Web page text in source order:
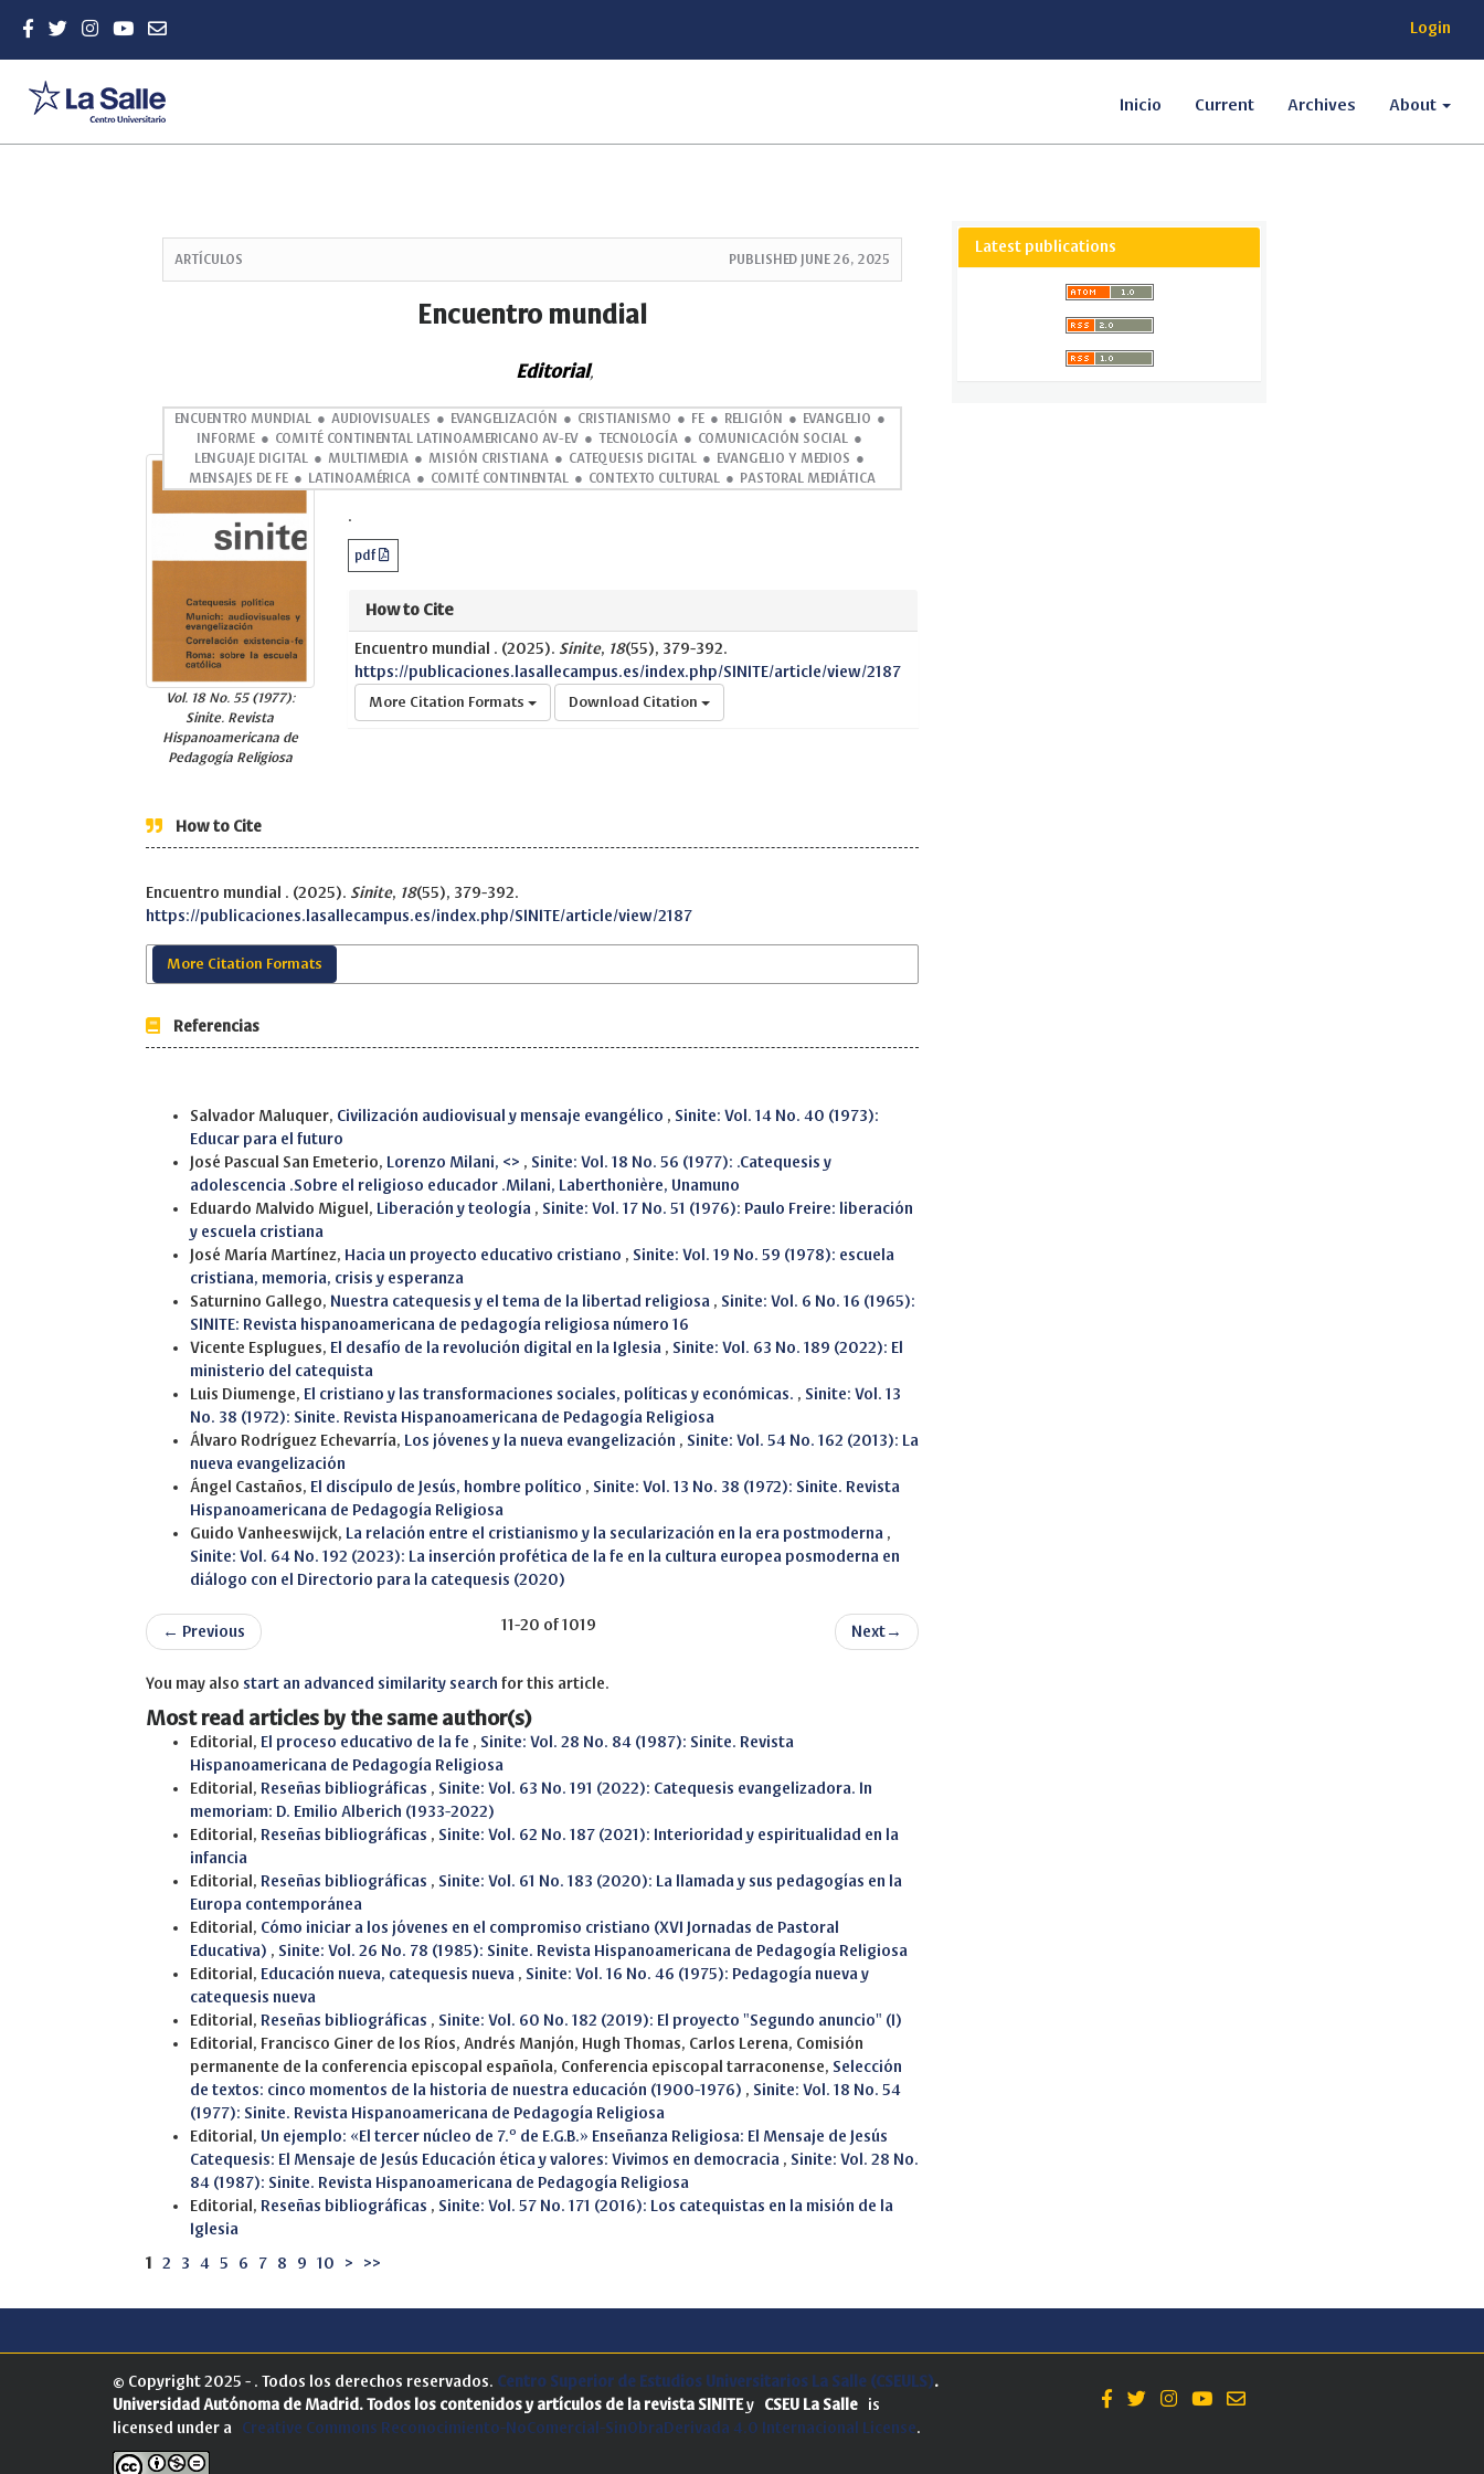
Login
Inicio Current Archives About
ARTÍCULOS PUBLISHED JUNE 26, 2025
Encuentro mundial
Editorial,
ENCUENTRO MUNDIAL AUDIOVISUALES EVANGELIZACIÓN CRISTIANISMO FE RELIGIÓN
EVANGELIO
INFORME
COMITÉ CONTINENTAL LATINOAMERICANO AV-EV TECNOLOGÍA
COMUNICACIÓN SOCIAL
LENGUAJE DIGITAL
MULTIMEDIA MISIÓN CRISTIANA CATEQUESIS DIGITAL
EVANGELIO Y MEDIOS
MENSAJES DE FE
LATINOAMÉRICA COMITÉ CONTINENTAL CONTEXTO CULTURAL PASTORAL MEDIÁTICA
Vol. 18 No. 55 (1977):
Sinite. Revista
Hispanoamericana de
Pedagogía Religiosa
Abstract
.
pdf
How to Cite
Encuentro mundial . (2025). Sinite, 18(55), 379-392.
https://publicaciones.lasallecampus.es/index.php/SINITE/article/view/2187
More Citation Formats Download Citation
How to Cite
Encuentro mundial . (2025). Sinite, 18(55), 379-392.
https://publicaciones.lasallecampus.es/index.php/SINITE/article/view/2187
More Citation Formats
Referencias
Salvador Maluquer, Civilización audiovisual y mensaje evangélico , Sinite: Vol. 14 No. 40 (1973):
Educar para el futuro
José Pascual San Emeterio, Lorenzo Milani, <> , Sinite: Vol. 18 No. 56 (1977): .Catequesis y
adolescencia .Sobre el religioso educador .Milani, Laberthonière, Unamuno
Eduardo Malvido Miguel, Liberación y teología , Sinite: Vol. 17 No. 51 (1976): Paulo Freire: liberación
y escuela cristiana
José María Martínez, Hacia un proyecto educativo cristiano , Sinite: Vol. 19 No. 59 (1978): escuela
cristiana, memoria, crisis y esperanza
Saturnino Gallego, Nuestra catequesis y el tema de la libertad religiosa , Sinite: Vol. 6 No. 16 (1965):
SINITE: Revista hispanoamericana de pedagogía religiosa número 16
Vicente Esplugues, El desafío de la revolución digital en la Iglesia , Sinite: Vol. 63 No. 189 (2022): El
ministerio del catequista
Luis Diumenge, El cristiano y las transformaciones sociales, políticas y económicas. , Sinite: Vol. 13
No. 38 (1972): Sinite. Revista Hispanoamericana de Pedagogía Religiosa
Álvaro Rodríguez Echevarría, Los jóvenes y la nueva evangelización , Sinite: Vol. 54 No. 162 (2013): La
nueva evangelización
Ángel Castaños, El discípulo de Jesús, hombre político , Sinite: Vol. 13 No. 38 (1972): Sinite. Revista
Hispanoamericana de Pedagogía Religiosa
Guido Vanheeswijck, La relación entre el cristianismo y la secularización en la era postmoderna ,
Sinite: Vol. 64 No. 192 (2023): La inserción profética de la fe en la cultura europea posmoderna en
diálogo con el Directorio para la catequesis (2020)
← Previous 11-20 of 1019 Next →
You may also start an advanced similarity search for this article.
Most read articles by the same author(s)
Editorial, El proceso educativo de la fe , Sinite: Vol. 28 No. 84 (1987): Sinite. Revista
Hispanoamericana de Pedagogía Religiosa
Editorial, Reseñas bibliográficas , Sinite: Vol. 63 No. 191 (2022): Catequesis evangelizadora. In
memoriam: D. Emilio Alberich (1933-2022)
Editorial, Reseñas bibliográficas , Sinite: Vol. 62 No. 187 (2021): Interioridad y espiritualidad en la
infancia
Editorial, Reseñas bibliográficas , Sinite: Vol. 61 No. 183 (2020): La llamada y sus pedagogías en la
Europa contemporánea
Editorial, Cómo iniciar a los jóvenes en el compromiso cristiano (XVI Jornadas de Pastoral
Educativa) , Sinite: Vol. 26 No. 78 (1985): Sinite. Revista Hispanoamericana de Pedagogía Religiosa
Editorial, Educación nueva, catequesis nueva , Sinite: Vol. 16 No. 46 (1975): Pedagogía nueva y
catequesis nueva
Editorial, Reseñas bibliográficas , Sinite: Vol. 60 No. 182 (2019): El proyecto "Segundo anuncio" (I)
Editorial, Francisco Giner de los Ríos, Andrés Manjón, Hugh Thomas, Carlos Lerena, Comisión
permanente de la conferencia episcopal española, Conferencia episcopal tarraconense, Selección
de textos: cinco momentos de la historia de nuestra educación (1900-1976) , Sinite: Vol. 18 No. 54
(1977): Sinite. Revista Hispanoamericana de Pedagogía Religiosa
Editorial, Un ejemplo: «El tercer núcleo de 7.º de E.G.B.» Enseñanza Religiosa: El Mensaje de Jesús
Catequesis: El Mensaje de Jesús Educación ética y valores: Vivimos en democracia , Sinite: Vol. 28 No.
84 (1987): Sinite. Revista Hispanoamericana de Pedagogía Religiosa
Editorial, Reseñas bibliográficas , Sinite: Vol. 57 No. 171 (2016): Los catequistas en la misión de la
Iglesia
1 2 3 4 5 6 7 8 9 10 > >>
Latest publications
© Copyright 2025 - . Todos los derechos reservados. Centro Superior de Estudios Universitarios La Salle (CSEULS).
Universidad Autónoma de Madrid. Todos los contenidos y artículos de la revista SINITEy CSEU La Salle is
licensed under a Creative Commons Reconocimiento-NoComercial-SinObraDerivada 4.0 Internacional License.